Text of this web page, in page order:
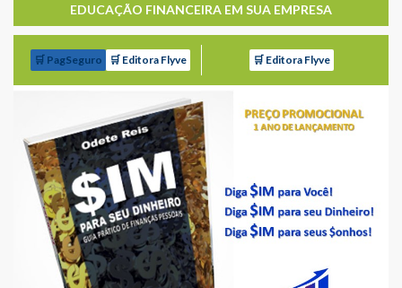
EDUCAÇÃO FINANCEIRA EM SUA EMPRESA
🛒 PagSeguro 🛒 Editora Flyve 🛒 Editora Flyve